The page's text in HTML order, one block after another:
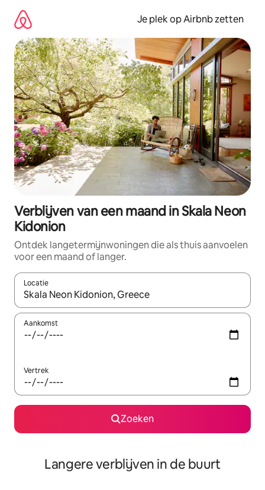
direct
naar
inhoud
Je plek op Airbnb zetten
Verblijven van een maand in Skala Neon
Kidonion
Ontdek langetermijnwoningen die als thuis aanvoelen
voor een maand of langer.
Locatie
Wanneer er resultaten beschikbaar zijn, maak je een keuze
Aankomst
Vertrek
Zoeken
Langere verblijven in de buurt